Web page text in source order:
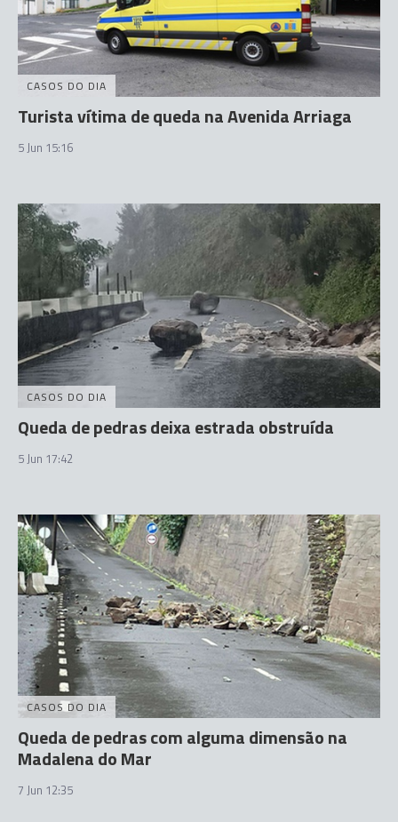
CASOS DO DIA
Turista vítima de queda na Avenida Arriaga
5 Jun 15:16
CASOS DO DIA
Queda de pedras deixa estrada obstruída
5 Jun 17:42
CASOS DO DIA
Queda de pedras com alguma dimensão na
Madalena do Mar
7 Jun 12:35